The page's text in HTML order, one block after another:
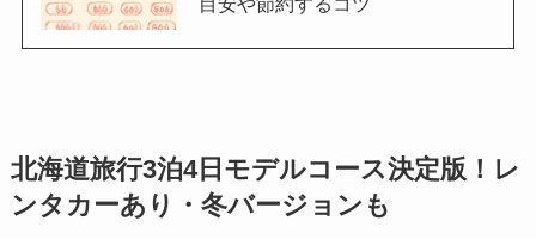
北海道旅行3泊4日モデルコース決定版！レ
ンタカーあり・冬バージョンも